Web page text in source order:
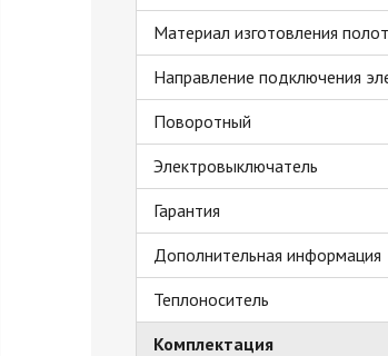
Материал изготовления
Направление подключения
Поворотный
Электровыключатель
Гарантия
Дополнительная информация
Теплоноситель
Комплектация